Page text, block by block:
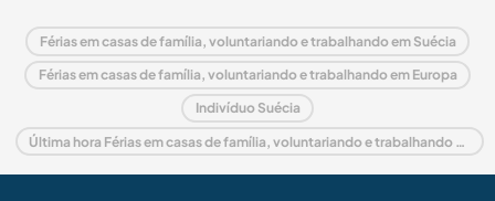
Férias em casas de família, voluntariando e trabalhando em Suécia
Férias em casas de família, voluntariando e trabalhando em Europa
Indivíduo Suécia
Última hora Férias em casas de família, voluntariando e trabalhando em Suécia